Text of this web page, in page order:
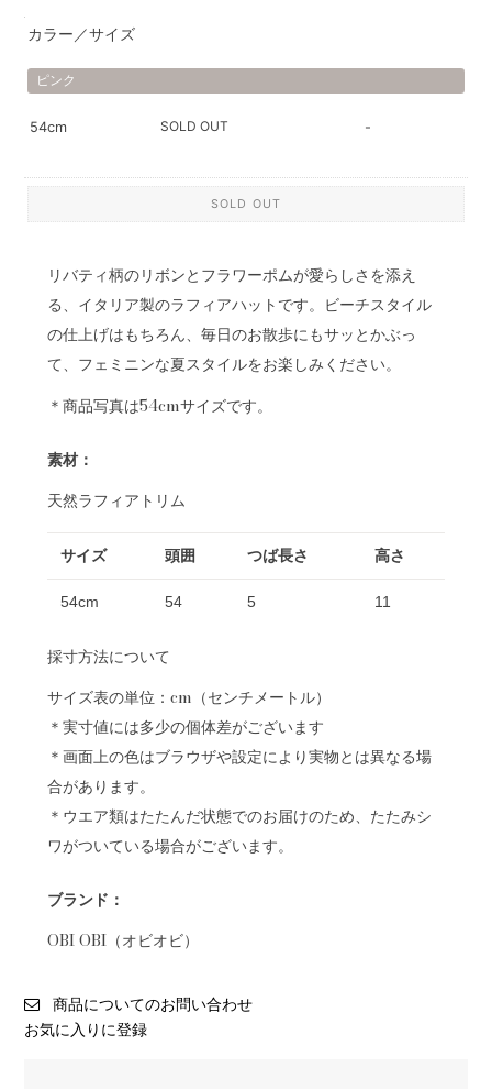
カラー／サイズ
ピンク
54cm SOLD OUT -
SOLD OUT
リバティ柄のリボンとフラワーポムが愛らしさを添え
る、イタリア製のラフィアハットです。ビーチスタイル
の仕上げはもちろん、毎日のお散歩にもサッとかぶっ
て、フェミニンな夏スタイルをお楽しみください。
＊商品写真は54cmサイズです。
素材：
天然ラフィアトリム
サイズ 頭囲 つば長さ 高さ
54cm 54 5 11
採寸方法について
サイズ表の単位：cm（センチメートル）
＊実寸値には多少の個体差がございます
＊画面上の色はブラウザや設定により実物とは異なる場
合があります。
＊ウエア類はたたんだ状態でのお届けのため、たたみシ
ワがついている場合がございます。
ブランド：
OBI OBI（オビオビ）
商品についてのお問い合わせ
お気に入りに登録